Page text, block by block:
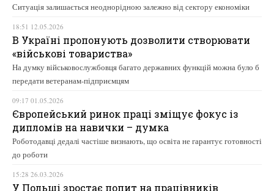
Ситуація залишається неоднорідною залежно від сектору економіки
18:51 12.05.2026
В Україні пропонують дозволити створювати
«військові товариства»
На думку військовослужбовця багато державних функцій можна було б
передати ветеранам-підприємцям
09:17 01.05.2026
Європейський ринок праці зміщує фокус із
дипломів на навички – думка
Роботодавці дедалі частіше визнають, що освіта не гарантує готовності
до роботи
15:28 26.03.2026
У Польщі зростає попит на працівників